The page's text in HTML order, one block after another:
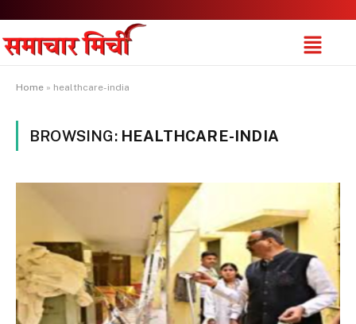
Home » healthcare-india
BROWSING: HEALTHCARE-INDIA